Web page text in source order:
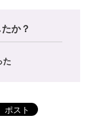
か？
た
ポスト